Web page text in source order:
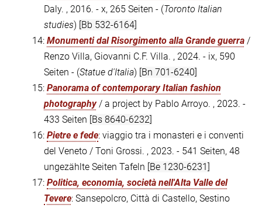
Daly. , 2016. - x, 265 Seiten - (Toronto Italian
studies) [Bb 532-6164]
14: Monumenti dal Risorgimento alla Grande guerra /
Renzo Villa, Giovanni C.F. Villa. , 2024. - ix, 590
Seiten - (Statue d'Italia) [Bn 701-6240]
15: Panorama of contemporary Italian fashion
photography/ a project by Pablo Arroyo. , 2023. -
433 Seiten [Bs 8640-6232]
16: Pietre e fede: viaggio tra i monasteri e i conventi
del Veneto / Toni Grossi. , 2023. - 541 Seiten, 48
ungezählte Seiten Tafeln [Be 1230-6231]
17: Politica, economia, società nell'Alta Valle del
Tevere: Sansepolcro, Città di Castello, Sestino